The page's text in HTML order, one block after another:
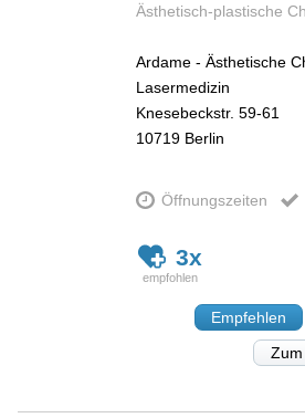
Ästhetisch-plastische
Ardame - Ästhetische
Lasermedizin
Knesebeckstr. 59-61
10719 Berlin
Öffnungszeiten
3x
Empfehlen